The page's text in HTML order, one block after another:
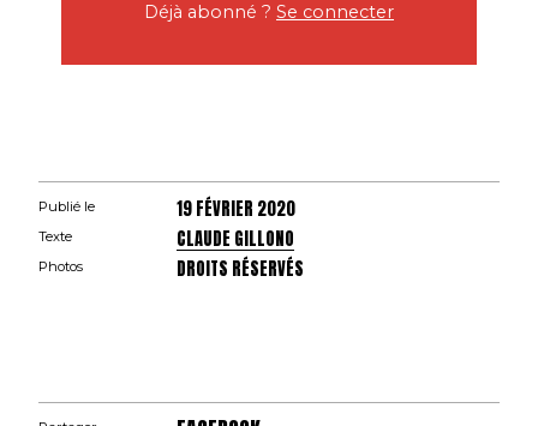
Déjà abonné ? Se connecter
Publié le 19 FÉVRIER 2020
Texte CLAUDE GILLONO
Photos DROITS RÉSERVÉS